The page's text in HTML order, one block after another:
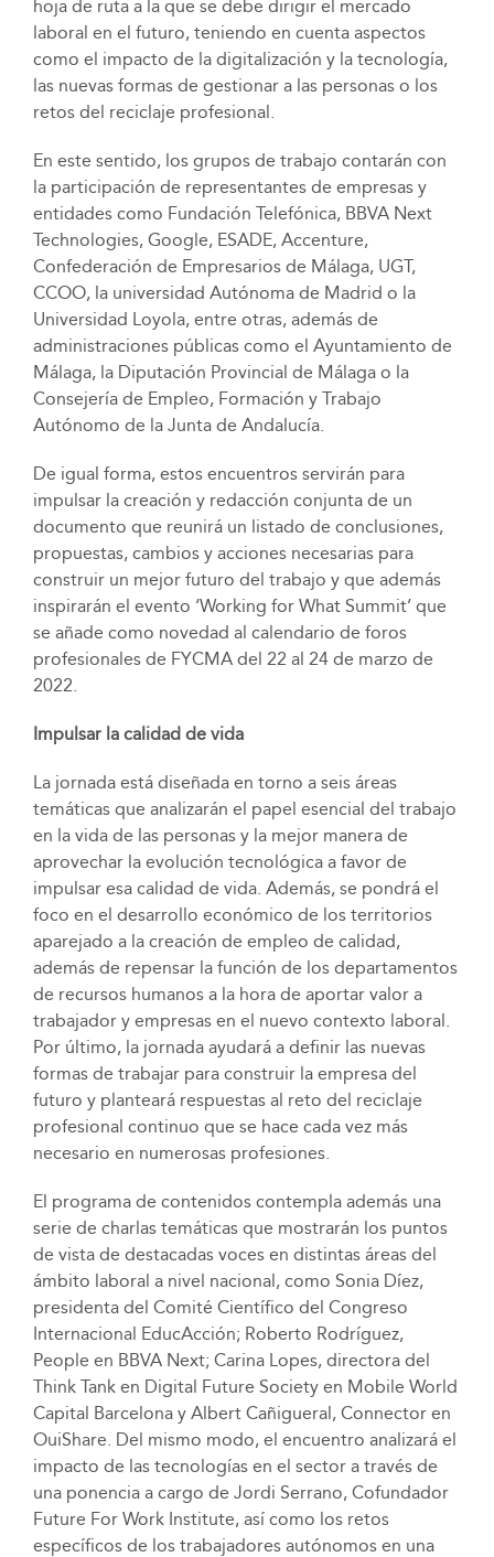
hoja de ruta a la que se debe dirigir el mercado
laboral en el futuro, teniendo en cuenta aspectos
como el impacto de la digitalización y la tecnología,
las nuevas formas de gestionar a las personas o los
retos del reciclaje profesional.
En este sentido, los grupos de trabajo contarán con
la participación de representantes de empresas y
entidades como Fundación Telefónica, BBVA Next
Technologies, Google, ESADE, Accenture,
Confederación de Empresarios de Málaga, UGT,
CCOO, la universidad Autónoma de Madrid o la
Universidad Loyola, entre otras, además de
administraciones públicas como el Ayuntamiento de
Málaga, la Diputación Provincial de Málaga o la
Consejería de Empleo, Formación y Trabajo
Autónomo de la Junta de Andalucía.
De igual forma, estos encuentros servirán para
impulsar la creación y redacción conjunta de un
documento que reunirá un listado de conclusiones,
propuestas, cambios y acciones necesarias para
construir un mejor futuro del trabajo y que además
inspirarán el evento ‘Working for What Summit’ que
se añade como novedad al calendario de foros
profesionales de FYCMA del 22 al 24 de marzo de
2022.
Impulsar la calidad de vida
La jornada está diseñada en torno a seis áreas
temáticas que analizarán el papel esencial del trabajo
en la vida de las personas y la mejor manera de
aprovechar la evolución tecnológica a favor de
impulsar esa calidad de vida. Además, se pondrá el
foco en el desarrollo económico de los territorios
aparejado a la creación de empleo de calidad,
además de repensar la función de los departamentos
de recursos humanos a la hora de aportar valor a
trabajador y empresas en el nuevo contexto laboral.
Por último, la jornada ayudará a definir las nuevas
formas de trabajar para construir la empresa del
futuro y planteará respuestas al reto del reciclaje
profesional continuo que se hace cada vez más
necesario en numerosas profesiones.
El programa de contenidos contempla además una
serie de charlas temáticas que mostrarán los puntos
de vista de destacadas voces en distintas áreas del
ámbito laboral a nivel nacional, como Sonia Díez,
presidenta del Comité Científico del Congreso
Internacional EducAcción; Roberto Rodríguez,
People en BBVA Next; Carina Lopes, directora del
Think Tank en Digital Future Society en Mobile World
Capital Barcelona y Albert Cañigueral, Connector en
OuiShare. Del mismo modo, el encuentro analizará el
impacto de las tecnologías en el sector a través de
una ponencia a cargo de Jordi Serrano, Cofundador
Future For Work Institute, así como los retos
específicos de los trabajadores autónomos en una